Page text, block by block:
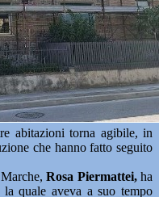
abitazioni torna agibile, in
che hanno fatto seguito
Rosa Piermattei,ha
quale aveva a suo tempo